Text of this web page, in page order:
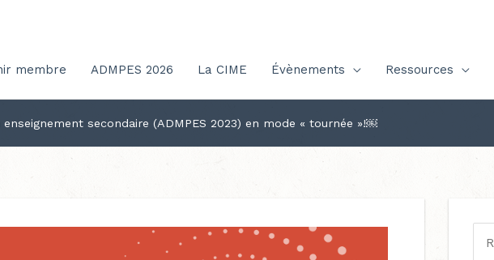
membre ADMPES 2026 La CIME Évènements Ressources
secondaire (ADMPES 2023) en mode « tournée »!￼